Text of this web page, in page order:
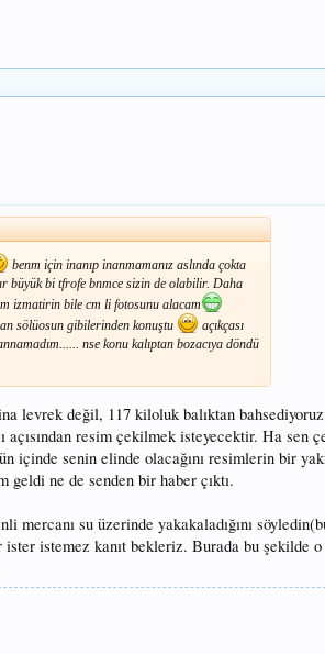
benm için inanıp inanmamanız aslında çokta
büyük bi tfrofe bnmce sizin de olabilir. Daha
izmatirin bile cm li fotosunu alacam
sölüosun gibilerinden konuştu
açıkçası
nse konu kalıptan bozacıya döndü
levrek değil, 117 kiloluk balıktan
açısından resim çekilmek isteyecektir. Ha sen
içinde senin elinde olacağını resimlerin bir
ne de senden bir haber çıktı.
mercanı su üzerinde yakakaladığını
istemez kanıt bekleriz. Burada bu şekilde